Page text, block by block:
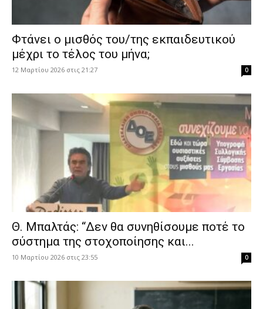
Φτάνει ο μισθός του/της εκπαιδευτικού
μέχρι το τέλος του μήνα;
12 Μαρτίου 2026 στις 21:27 0
Θ. Μπαλτάς: “Δεν θα συνηθίσουμε ποτέ το
σύστημα της στοχοποίησης και...
10 Μαρτίου 2026 στις 23:55 0